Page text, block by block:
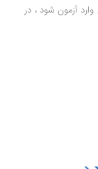
آزمون شود ، در